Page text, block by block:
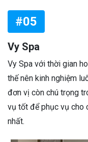
#05
Vy Spa
Vy Spa với thời gian
thế nên kinh nghiệm
đơn vị còn chú trọng
vụ tốt để phục vụ cho
nhất.